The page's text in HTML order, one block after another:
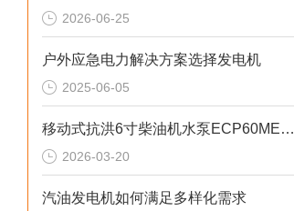
2026-06-25
户外应急电力解决方案选择发电机
2025-06-05
移动式抗洪6寸柴油机水泵ECP60ME产品介绍
2026-03-20
汽油发电机如何满足多样化需求